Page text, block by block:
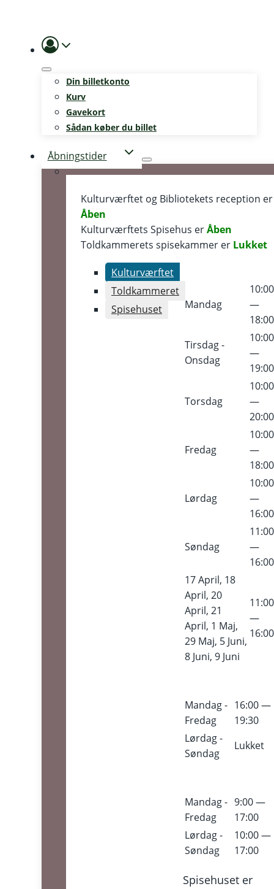
Din billetkonto
Kurv
Gavekort
Sådan køber du billet
Åbningstider
Kulturværftet og Bibliotekets reception er
Åben
Kulturværftets Spisehus erÅben
Toldkammerets spisekammer er Lukket
Kulturværftet
Toldkammeret
Spisehuset
Mandag
10:00
—
18:00
Tirsdag -
Onsdag
10:00
—
19:00
Torsdag
10:00
—
20:00
Fredag
10:00
—
18:00
Lørdag
10:00
—
16:00
Søndag
11:00
—
16:00
17 April, 18
April, 20
April, 21
April, 1 Maj,
29 Maj, 5 Juni,
8 Juni, 9 Juni
11:00
—
16:00
Mandag -
Fredag
16:00 —
19:30
Lørdag -
Søndag
Lukket
Mandag -
Fredag
9:00 —
17:00
Lørdag -
Søndag
10:00 —
17:00
Spisehuset er